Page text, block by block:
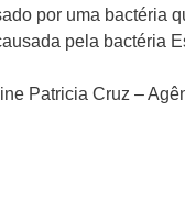
por uma bactéria
pela bactéria
Patricia Cruz –